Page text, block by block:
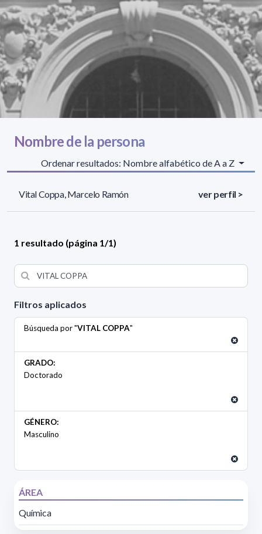
Filtros aplicados
Búsqueda por "VITAL COPPA"
GRADO:
Doctorado
GÉNERO:
Masculino
ÁREA
Química
Nombre de la persona
Ordenar resultados: Nombre alfabético de A a Z
Vital Coppa, Marcelo Ramón ver perfil >
1 resultado (página 1/1)